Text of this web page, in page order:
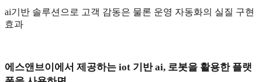
ai기반 솔루션으로 고객 감동은 물론 운영 자동화의 실질 구현
효과
에스앤브이에서 제공하는 iot 기반ai, 로봇을 활용한 플랫